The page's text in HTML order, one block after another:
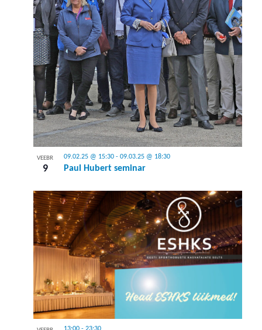
VEEBR
9 Paul Hubert seminar
09.02.25 @ 15:30 -09.03.25 @ 18:30